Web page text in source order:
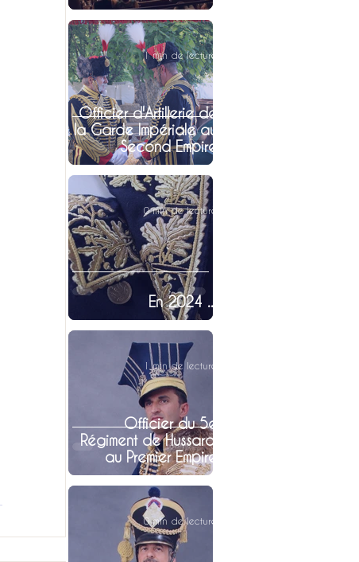
Officier d'Artillerie de
la Garde Impériale au
Second Empire
1 min de lecture
En 2024 ...
0 min de lecture
Officier du 5e
Régiment de Hussard,
au Premier Empire
1 min de lecture
0 min de lecture